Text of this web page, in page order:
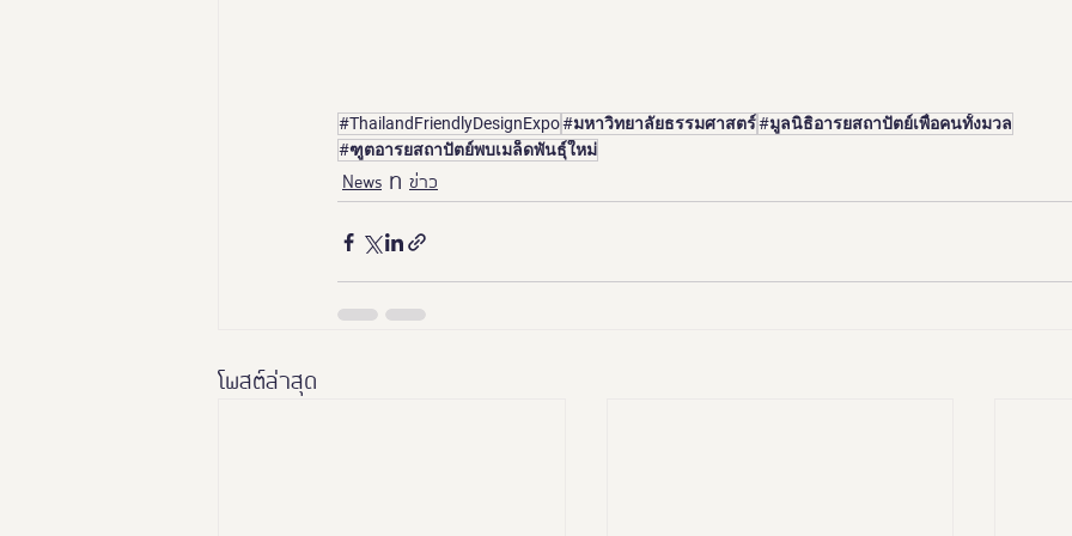
#ThailandFriendlyDesignExpo#มหาวิทยาลัยธรรมศาสตร์ู#มูลนิธิอารยสถาปัตย์เพื่อคนทั้งมวล
#ฑูตอารยสถาปัตย์พบเมล็ดพันธุ์ใหม่
News ข่าว
โพสต์ล่าสุด